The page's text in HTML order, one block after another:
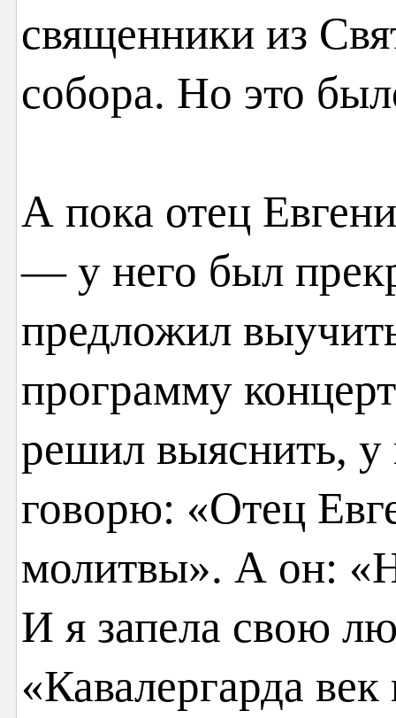
священники из
собора. Но это
А пока отец
— у него был
предложил
программу
решил выяснить, у
говорю: «Отец
молитвы». А он:
И я запела свою
«Кавалергарда